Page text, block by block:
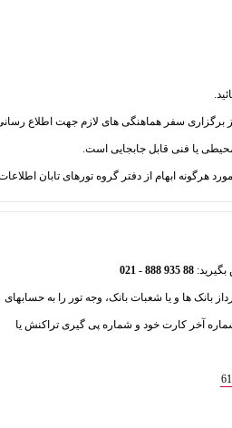
88 935 888 - 021
بانک ها و یا شعبات بانک، وجه تور را به حسابهای
فرمایید و سپس با بخش فروش شرکت تماس گرفته و 4 شماره آخر کارت خود و شماره پی گیری تراکنش یا